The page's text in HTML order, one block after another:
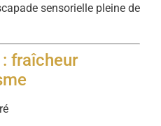
sensorielle pleine de
fraîcheur